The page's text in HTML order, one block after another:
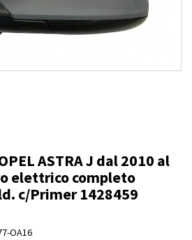
ASTRA J dal 2010 al
elettrico completo
c/Primer 1428459
OA16